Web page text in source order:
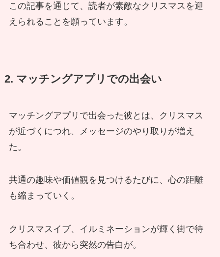
この記事を通じて、読者が素敵なクリスマスを迎
えられることを願っています。
2. マッチングアプリでの出会い
マッチングアプリで出会った彼とは、クリスマス
が近づくにつれ、メッセージのやり取りが増え
た。
共通の趣味や価値観を見つけるたびに、心の距離
も縮まっていく。
クリスマスイブ、イルミネーションが輝く街で待
ち合わせ、彼から突然の告白が。